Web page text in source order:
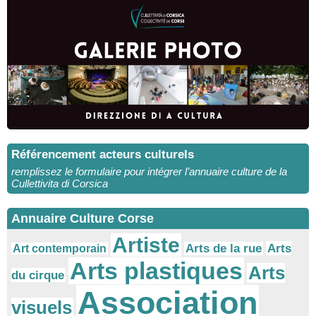
Référencement acteurs culturels
remplissez le formulaire pour intégrer l’annuaire culture de la
Cullettivita di Corsica
Annuaire Culture Corse
Art contemporain Artiste Arts de la rue Arts
du cirque Arts plastiques Arts
visuels Association